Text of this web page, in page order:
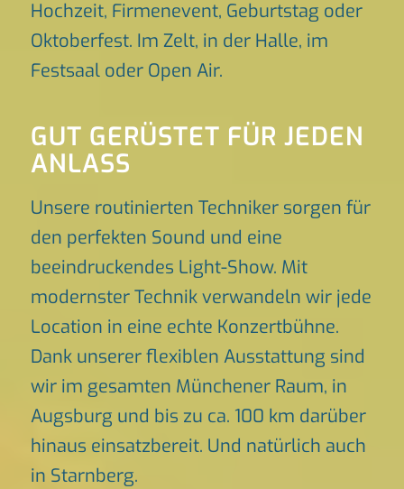
Hochzeit, Firmenevent, Geburtstag oder
Oktoberfest. Im Zelt, in der Halle, im
Festsaal oder Open Air.
GUT GERÜSTET FÜR JEDEN
ANLASS
Unsere routinierten Techniker sorgen für
den perfekten Sound und eine
beeindruckendes Light-Show. Mit
modernster Technik verwandeln wir jede
Location in eine echte Konzertbühne.
Dank unserer flexiblen Ausstattung sind
wir im gesamten Münchener Raum, in
Augsburg und bis zu ca. 100 km darüber
hinaus einsatzbereit. Und natürlich auch
in Starnberg.